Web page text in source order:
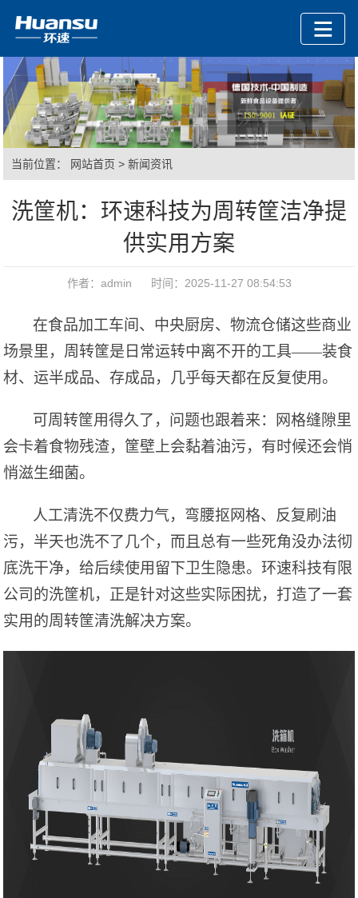
当前位置： 网站首页 >新闻资讯
洗筐机：环速科技为周转筐洁净提
供实用方案
作者：admin 时间：2025-11-27 08:54:53
在食品加工车间、中央厨房、物流仓储这些商业
场景里，周转筐是日常运转中离不开的工具——装食
材、运半成品、存成品，几乎每天都在反复使用。
可周转筐用得久了，问题也跟着来：网格缝隙里
会卡着食物残渣，筐壁上会黏着油污，有时候还会悄
悄滋生细菌。
人工清洗不仅费力气，弯腰抠网格、反复刷油
污，半天也洗不了几个，而且总有一些死角没办法彻
底洗干净，给后续使用留下卫生隐患。环速科技有限
公司的洗筐机，正是针对这些实际困扰，打造了一套
实用的周转筐清洗解决方案。